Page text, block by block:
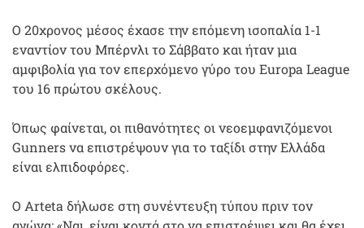
Ο 20χρονος μέσος έχασε την επόμενη ισοπαλία 1-1
εναντίον του Μπέρνλι το Σάββατο και ήταν μια
αμφιβολία για τον επερχόμενο γύρο του Europa League
του 16 πρώτου σκέλους.
Όπως φαίνεται, οι πιθανότητες οι νεοεμφανιζόμενοι
Gunners να επιστρέψουν για το ταξίδι στην Ελλάδα
είναι ελπιδοφόρες.
Ο Arteta δήλωσε στη συνέντευξη τύπου πριν τον